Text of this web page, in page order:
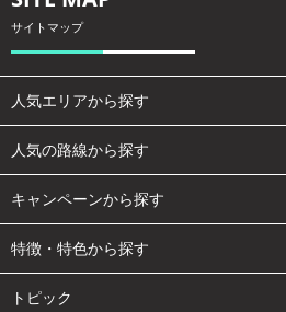
サイトマップ
人気エリアから探す
人気の路線から探す
キャンペーンから探す
特徴・特色から探す
トピック